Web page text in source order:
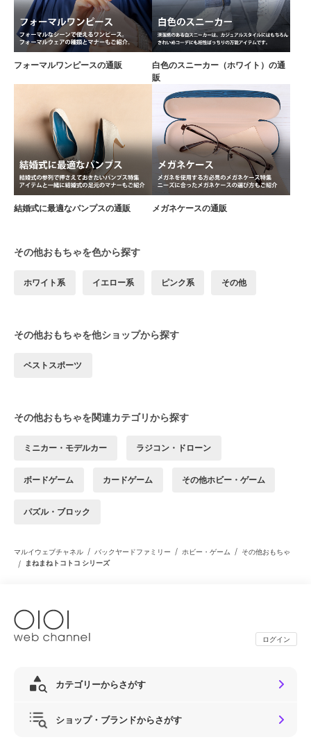
フォーマルワンピースの通販
白色のスニーカー（ホワイト）の通
販
結婚式に最適なパンプスの通販 メガネケースの通販
その他おもちゃを色から探す
ホワイト系 イエロー系 ピンク系 その他
その他おもちゃを他ショップから探す
ベストスポーツ
その他おもちゃを関連カテゴリから探す
ミニカー・モデルカー ラジコン・ドローン
ボードゲーム カードゲーム その他ホビー・ゲーム
パズル・ブロック
マルイウェブチャネル / バックヤードファミリー / ホビー・ゲーム / その他おもちゃ
/ まねまねトコトコ シリーズ
ログイン
カテゴリーからさがす
ショップ・ブランドからさがす